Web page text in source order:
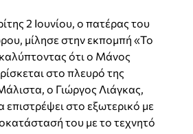
2 Ιουνίου, ο πατέρας του
μίλησε στην εκπομπή «Το
ότι ο Μάνος
στο πλευρό της
ο Γιώργος Λιάγκας,
επιστρέψει στο εξωτερικό με
του με το τεχνητό